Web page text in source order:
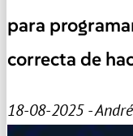
para
correcta de
18-08-2025 -